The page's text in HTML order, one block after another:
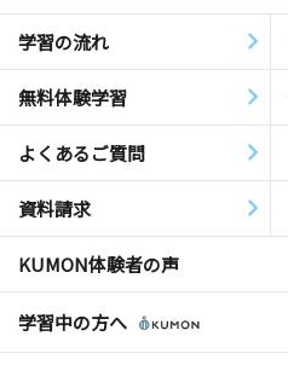
学習の流れ
無料体験学習
よくあるご質問
資料請求
KUMON体験者の声
学習中の方へ